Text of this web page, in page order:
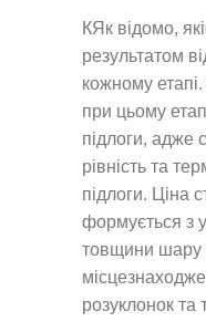
КЯк відомо,
результатом
кожному
при цьому
підлоги, адже
рівність та
підлоги. Ціна
формується з
товщини шару
розуклонок та